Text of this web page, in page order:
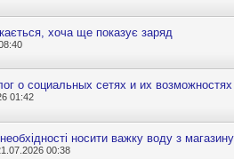
хоча ще показує заряд
о социальных сетях и их возможностях
01:42
носити важку воду з магазину
00:38